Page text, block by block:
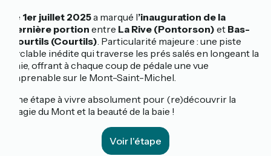
Le 1er juillet 2025a marqué l’inauguration de la
dernière portion entre La Rive (Pontorson) et Bas-
Courtils (Courtils). Particularité majeure : une piste
cyclable inédite qui traverse les prés salés en longeant la
baie, offrant à chaque coup de pédale une vue
imprenable sur le Mont-Saint-Michel.
Une étape à vivre absolument pour (re)découvrir la
magie du Mont et la beauté de la baie !
Voir l'étape